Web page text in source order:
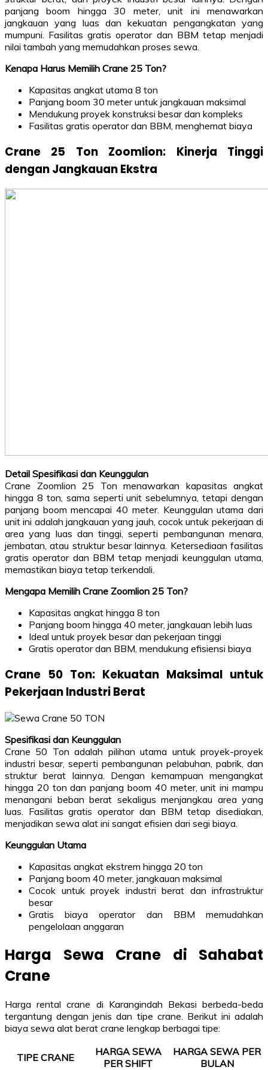
panjang boom hingga 30 meter, unit ini menawarkan
jangkauan yang luas dan kekuatan pengangkatan yang
mumpuni. Fasilitas gratis operator dan BBM tetap menjadi
nilai tambah yang memudahkan proses sewa.
Kenapa Harus Memilih Crane 25 Ton?
Kapasitas angkat utama 8 ton
Panjang boom 30 meter untuk jangkauan maksimal
Mendukung proyek konstruksi besar dan kompleks
Fasilitas gratis operator dan BBM, menghemat biaya
Crane 25 Ton Zoomlion: Kinerja Tinggi
dengan Jangkauan Ekstra
Detail Spesifikasi dan Keunggulan
Crane Zoomlion 25 Ton menawarkan kapasitas angkat
hingga 8 ton, sama seperti unit sebelumnya, tetapi dengan
panjang boom mencapai 40 meter. Keunggulan utama dari
unit ini adalah jangkauan yang jauh, cocok untuk pekerjaan di
area yang luas dan tinggi, seperti pembangunan menara,
jembatan, atau struktur besar lainnya. Ketersediaan fasilitas
gratis operator dan BBM tetap menjadi keunggulan utama,
memastikan biaya tetap terkendali.
Mengapa Memilih Crane Zoomlion 25 Ton?
Kapasitas angkat hingga 8 ton
Panjang boom hingga 40 meter, jangkauan lebih luas
Ideal untuk proyek besar dan pekerjaan tinggi
Gratis operator dan BBM, mendukung efisiensi biaya
Crane 50 Ton: Kekuatan Maksimal untuk
Pekerjaan Industri Berat
Spesifikasi dan Keunggulan
Crane 50 Ton adalah pilihan utama untuk proyek-proyek
industri besar, seperti pembangunan pelabuhan, pabrik, dan
struktur berat lainnya. Dengan kemampuan mengangkat
hingga 20 ton dan panjang boom 40 meter, unit ini mampu
menangani beban berat sekaligus menjangkau area yang
luas. Fasilitas gratis operator dan BBM tetap disediakan,
menjadikan sewa alat ini sangat efisien dari segi biaya.
Keunggulan Utama
Kapasitas angkat ekstrem hingga 20 ton
Panjang boom 40 meter, jangkauan maksimal
Cocok untuk proyek industri berat dan infrastruktur
besar
Gratis biaya operator dan BBM memudahkan
pengelolaan anggaran
Harga Sewa Crane di Sahabat
Crane
Harga rental crane di Karangindah Bekasi berbeda-beda
tergantung dengan jenis dan tipe crane. Berikut ini adalah
biaya sewa alat berat crane lengkap berbagai tipe:
TIPE CRANE
HARGA SEWA
PER SHIFT
HARGA SEWA PER
BULAN